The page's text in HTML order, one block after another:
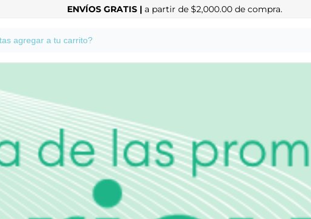
ENVÍOS GRATIS | a partir de $2,000.00 de compra.